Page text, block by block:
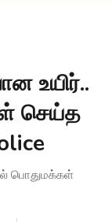
உயிர்..
செய்த
பொதுமக்கள்